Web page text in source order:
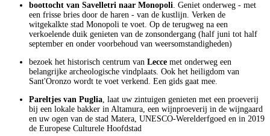
boottocht van Savelletri naar Monopoli. Geniet onderweg - met
een frisse bries door de haren - van de kustlijn. Verken de
witgekalkte stad Monopoli te voet. Op de terugweg na een
verkoelende duik genieten van de zonsondergang (half juni tot half
september en onder voorbehoud van weersomstandigheden)
bezoek het historisch centrum van Lecce met onderweg een
belangrijke archeologische vindplaats. Ook het heiligdom van
Sant'Oronzo wordt te voet verkend. Een gids gaat mee.
Pareltjes van Puglia, laat uw zintuigen genieten met een proeverij
bij een lokale bakker in Altamura, een wijnproeverij in de wijngaard
en uw ogen van de stad Matera, UNESCO-Werelderfgoed en in 2019
de Europese Culturele Hoofdstad